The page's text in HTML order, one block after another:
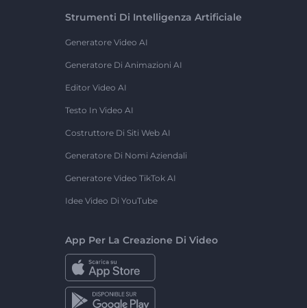
Strumenti Di Intelligenza Artificiale
Generatore Video AI
Generatore Di Animazioni AI
Editor Video AI
Testo In Video AI
Costruttore Di Siti Web AI
Generatore Di Nomi Aziendali
Generatore Video TikTok AI
Idee Video Di YouTube
App Per La Creazione Di Video